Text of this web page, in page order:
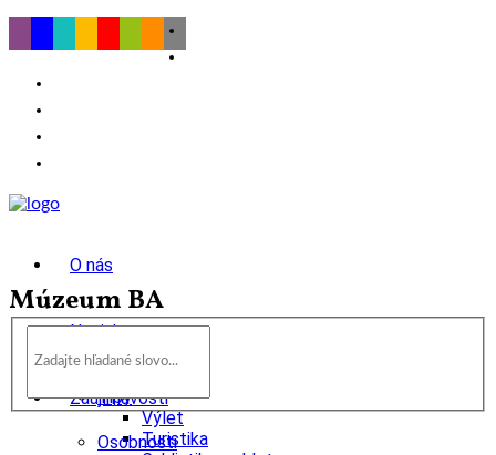
O nás
Novinky
Tipy
Výlet
Turistika
Zaujímavosti
Osobnosti
Múzeum BA